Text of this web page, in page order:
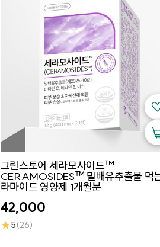
그린스토어 세라모사이드™
CERAMOSIDES™ 밀배유추출물 먹
라마이드 영양제 1개월분
42,000
★5(26)